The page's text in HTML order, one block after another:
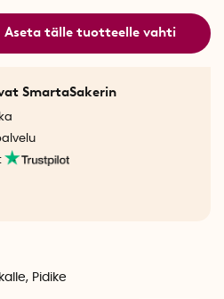
Aseta tälle tuotteelle vahti
SmartaSakerin
Pidike